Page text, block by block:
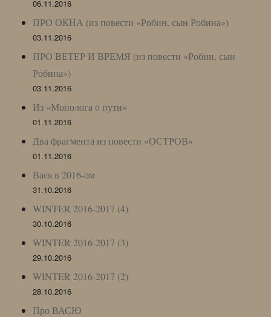
06.11.2016
ПРО ОКНА (из повести «Робин, сын Робина»)
03.11.2016
ПРО ВЕТЕР И ВРЕМЯ (из повести «Робин, сын
Робина»)
03.11.2016
Из «Монолога о пути»
01.11.2016
Два фрагмента из повести «ОСТРОВ»
01.11.2016
Вася в 2016-ом
31.10.2016
WINTER 2016-2017 (4)
30.10.2016
WINTER 2016-2017 (3)
29.10.2016
WINTER 2016-2017 (2)
28.10.2016
Про ВАСЮ